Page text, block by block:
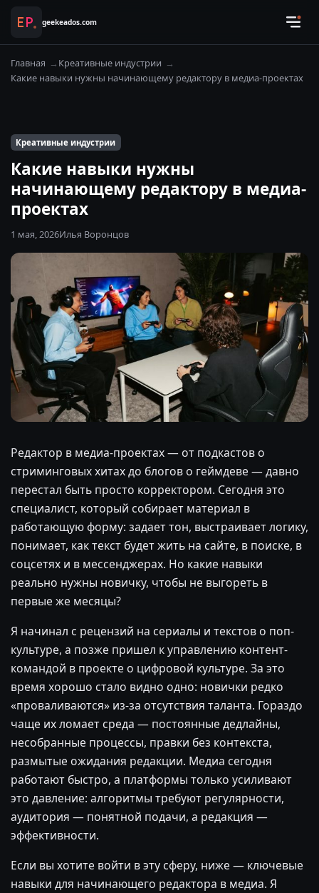
geekeados.com
Главная
Креативные индустрии
Какие навыки нужны начинающему редактору в медиа-проектах
Креативные индустрии
Какие навыки нужны
начинающему редактору в медиа-
проектах
1 мая, 2026Илья Воронцов
Редактор в медиа-проектах — от подкастов о
стриминговых хитах до блогов о геймдеве — давно
перестал быть просто корректором. Сегодня это
специалист, который собирает материал в
работающую форму: задает тон, выстраивает логику,
понимает, как текст будет жить на сайте, в поиске, в
соцсетях и в мессенджерах. Но какие навыки
реально нужны новичку, чтобы не выгореть в
первые же месяцы?
Я начинал с рецензий на сериалы и текстов о поп-
культуре, а позже пришел к управлению контент-
командой в проекте о цифровой культуре. За это
время хорошо стало видно одно: новички редко
«проваливаются» из-за отсутствия таланта. Гораздо
чаще их ломает среда — постоянные дедлайны,
несобранные процессы, правки без контекста,
размытые ожидания редакции. Медиа сегодня
работают быстро, а платформы только усиливают
это давление: алгоритмы требуют регулярности,
аудитория — понятной подачи, а редакция —
эффективности.
Если вы хотите войти в эту сферу, ниже — ключевые
навыки для начинающего редактора в медиа. Я